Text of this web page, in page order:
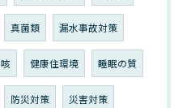
真菌類 漏水事故対策
咳 健康住環境 睡眠の質
防災対策 災害対策